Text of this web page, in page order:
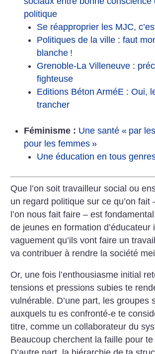
politique
Se réapproprier les MJC,
Politiques de la ville : faut
blanche !
Grenoble-La Villeneuve :
fighteuse
Editions Béton ArméE : Oui,
trancher
Féminisme : Une santé « par
pour les femmes »
Une éducation en tous
Que l’on soit travailleur social ou
un regard politique sur ce qu’on fait
l’on nous fait faire – est
de jeunes en formation d’éducateur
vaguement qu’ils vont faire un
va contribuer à rendre la société
Or, une fois l’enthousiasme initial
tensions et pressions subies te
vulnérable. D’une part, les groupes
auxquels tu es confronté-e te
titre, comme un collaborateur du
Beaucoup cherchent la faille pour